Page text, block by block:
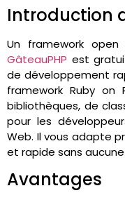
Introduction
Un framework
GâteauPHP est
de développement
framework Ruby on
bibliothèques, de
pour les
Web. Il vous adapte
et rapide sans
Avantages